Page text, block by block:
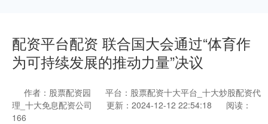
配资平台配资 联合国大会通过“体育作
为可持续发展的推动力量”决议
作者：股票配资园
平台：股票配资十大平台_十大炒股配资代
理_十大免息配资公司
更新：2024-12-12 22:54:18
阅读：
166